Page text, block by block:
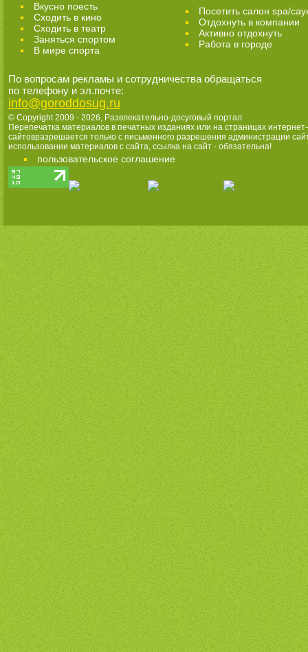
Вкусно поесть
Сходить в кино
Cходить в театр
Заняться спортом
В мире спорта
Посетить салон spa/
Отдохнуть в компании
Активно отдохнуть
Работа в городе
По вопросам рекламы и сотрудничества обращаться
по телефону и эл.почте:
info@goroddosug.ru
© Copyright 2009 - 2026, Развлекательно-досуговый портал
Перепечатка материалов в печатных изданиях или на страницах интернет-
сайтовразрешается только с письменного разрешения администрации
использовании материалов с сайта, ссылка на сайт - обязательна!
пользовательское соглашение